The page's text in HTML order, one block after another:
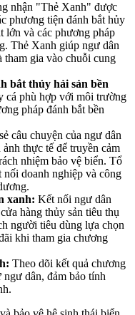
nhận "Thẻ Xanh" được
phương tiện đánh bắt hủy
lớn và các phương pháp
Thẻ Xanh giúp ngư dân
tham gia vào chuỗi cung
bắt thủy hải sản bền
cá phù hợp với môi trường
pháp đánh bắt bền
câu chuyện của ngư dân
thực tế để truyền cảm
nhiệm bảo vệ biển. Tổ
doanh nghiệp và công
xanh: Kết nối ngư dân
hàng thủy sản tiêu thụ
người tiêu dùng lựa chọn
khi tham gia chương
Theo dõi kết quả chương
dân, đảm bảo tính